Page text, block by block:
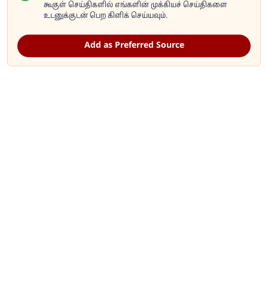
கூகுள் செய்திகளில் எங்களின் முக்கியச் செய்திகளை
உடனுக்குடன் பெற கிளிக் செய்யவும்.
Add as Preferred Source